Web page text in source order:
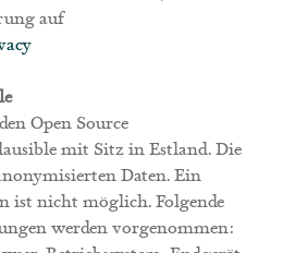
auf
Open Source
mit Sitz in Estland. Die
Daten. Ein
ist nicht möglich. Folgende
werden vorgenommen: